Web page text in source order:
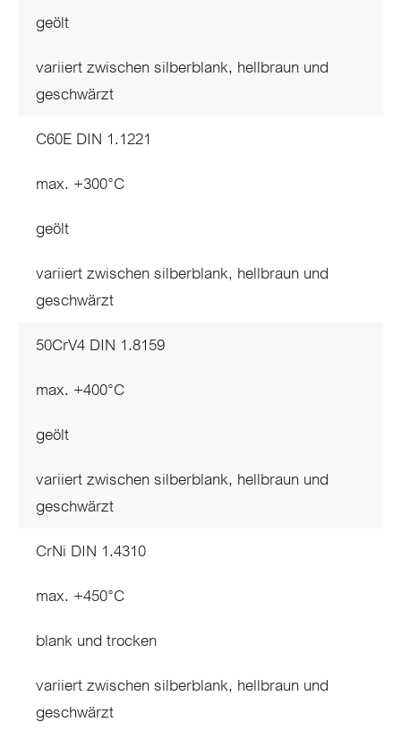
geölt
variiert zwischen silberblank, hellbraun und
geschwärzt
C60E DIN 1.1221
max. +300°C
geölt
variiert zwischen silberblank, hellbraun und
geschwärzt
50CrV4 DIN 1.8159
max. +400°C
geölt
variiert zwischen silberblank, hellbraun und
geschwärzt
CrNi DIN 1.4310
max. +450°C
blank und trocken
variiert zwischen silberblank, hellbraun und
geschwärzt